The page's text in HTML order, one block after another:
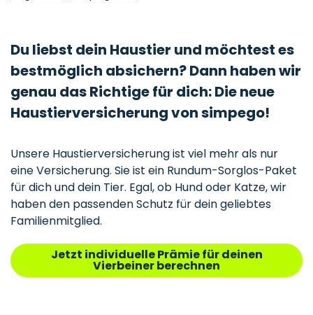
Du liebst dein Haustier und möchtest es
bestmöglich absichern? Dann haben wir
genau das Richtige für dich: Die neue
Haustierversicherung von simpego!
Unsere Haustierversicherung ist viel mehr als nur
eine Versicherung. Sie ist ein Rundum-Sorglos-Paket
für dich und dein Tier. Egal, ob Hund oder Katze, wir
haben den passenden Schutz für dein geliebtes
Familienmitglied.
Jetzt individuelle Prämie für deinen
Vierbeiner berechnen